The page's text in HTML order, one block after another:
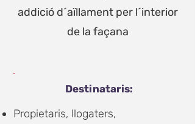
addició d´aïllament per l´interior
de la façana
Destinataris:
Propietaris, llogaters,